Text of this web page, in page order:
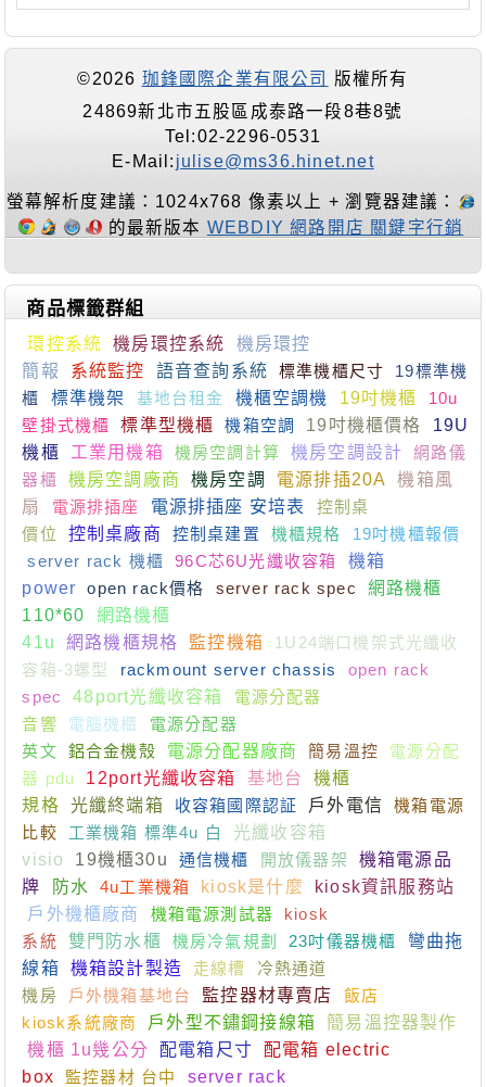
©2026 珈鋒國際企業有限公司
版權所有
24869新北市五股區成泰路一段8巷8號
Tel:02-2296-0531
E-Mail: julise@ms36.hinet.net
螢幕解析度建議：1024x768 像素以上 + 瀏覽器建議：
的最新版本 WEBDIY 網路開店 關鍵字行銷
商品標籤群組
環控系統 機房環控系統
機房環控
簡報
系統監控 語音查詢系統 標準機櫃尺寸
19標準機
櫃
標準機架 基地台租金 機櫃空調機 19吋機櫃
10u
壁掛式機櫃
標準型機櫃 機箱空調 19吋機櫃價格
19U
機櫃
工業用機箱 機房空調計算 機房空調設計
網路儀
器櫃
機房空調廠商 機房空調 電源排插20A
機箱風
扇
電源排插座 電源排插座 安培表
控制桌
價位
控制桌廠商 控制桌建置 機櫃規格
19吋機櫃報價
server rack 機櫃
96C芯6U光纖收容箱
機箱
power
open rack價格 server rack spec
網路機櫃
110*60
網路機櫃
41u
網路機櫃規格 監控機箱
1U24端口機架式光纖收
容箱-3螺型
rackmount server chassis
open rack
spec
48port光纖收容箱
電源分配器
音響
電腦機櫃
電源分配器
英文
鋁合金機殼 電源分配器廠商 簡易溫控
電源分配
器 pdu
12port光纖收容箱 基地台
機櫃
規格
光纖終端箱 收容箱國際認証 戶外電信
機箱電源
比較
工業機箱 標準4u 白
光纖收容箱
visio
19機櫃30u 通信機櫃 開放儀器架
機箱電源品
牌
防水 4u工業機箱 kiosk是什麼
kiosk資訊服務站
戶外機櫃廠商
機箱電源測試器
kiosk
系統
雙門防水櫃 機房冷氣規劃 23吋儀器機櫃
彎曲拖
線箱
機箱設計製造 走線槽
冷熱通道
機房
戶外機箱基地台 監控器材專賣店
飯店
kiosk系統廠商
戶外型不鏽鋼接線箱
簡易溫控器製作
機櫃 1u幾公分
配電箱尺寸
配電箱 electric
box
監控器材 台中
server rack